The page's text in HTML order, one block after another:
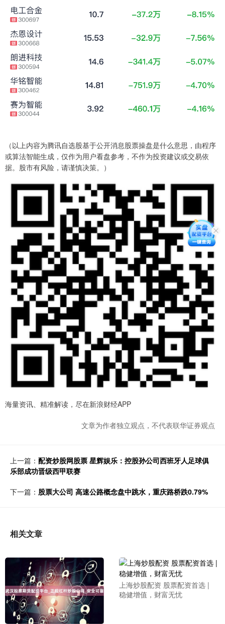
（以上内容为腾讯自选股基于公开消息股票操盘是什么意思，由程序
或算法智能生成，仅作为用户看盘参考，不作为投资建议或交易依
据。股市有风险，请谨慎决策。）
海量资讯、精准解读，尽在新浪财经APP
文章为作者独立观点，不代表联华证券观点
上一篇： 配资炒股网股票 星辉娱乐：控股孙公司西班牙人足球俱
乐部成功晋级西甲联赛
下一篇： 股票大公司 高速公路概念盘中跳水，重庆路桥跌0.79%
相关文章
上海炒股配资 股票配资首选 |
稳健增值，财富无忧